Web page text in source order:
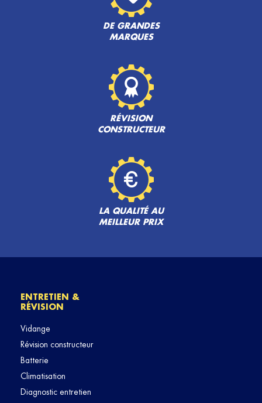
DE GRANDES
MARQUES
RÉVISION
CONSTRUCTEUR
LA QUALITÉ AU
MEILLEUR PRIX
ENTRETIEN &
RÉVISION
Vidange
Révision constructeur
Batterie
Climatisation
Diagnostic entretien